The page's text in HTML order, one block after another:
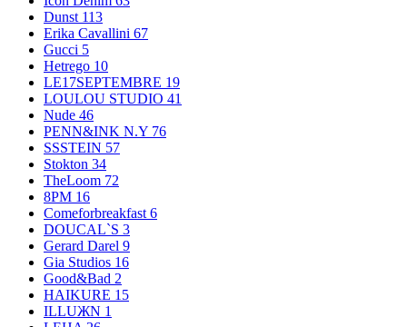
Dunst 113
Erika Cavallini 67
Gucci 5
Hetrego 10
LE17SEPTEMBRE 19
LOULOU STUDIO 41
Nude 46
PENN&INK N.Y 76
SSSTEIN 57
Stokton 34
TheLoom 72
8PM 16
Comeforbreakfast 6
DOUCAL`S 3
Gerard Darel 9
Gia Studios 16
Good&Bad 2
HAIKURE 15
ILLUЖN 1